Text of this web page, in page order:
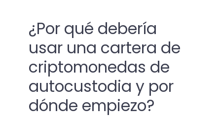
¿Por qué debería
usar una cartera de
criptomonedas de
autocustodia y por
dónde empiezo?